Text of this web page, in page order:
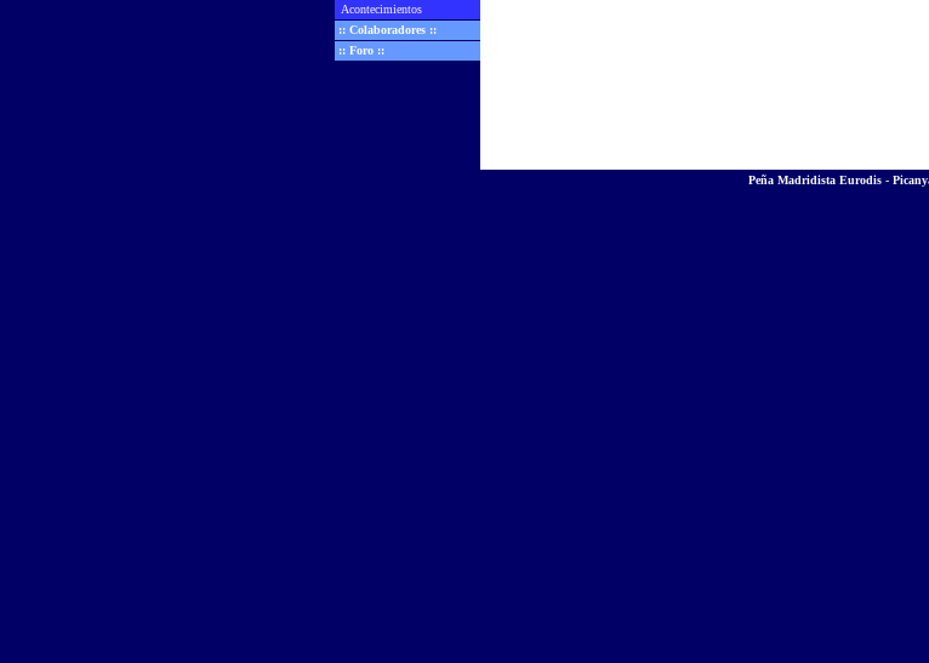
Acontecimientos
:: Colaboradores ::
:: Foro ::
Peña Madridista Eurodis -